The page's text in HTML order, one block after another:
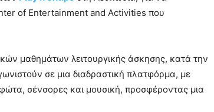
of Εntertainment and Αctivities που
μαθημάτων λειτουργικής άσκησης, κατά την
σε μια διαδραστική πλατφόρμα, με
σένσορες και μουσική, προσφέροντας μια